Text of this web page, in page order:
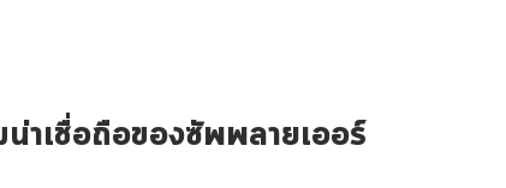
าเชื่อถือของซัพพลายเออร์